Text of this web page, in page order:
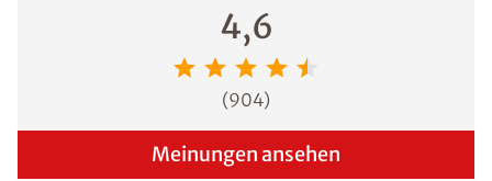
4,6
(904)
Meinungen ansehen